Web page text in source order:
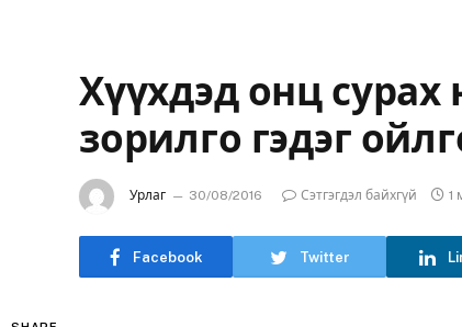
Хүүхдэд онц
зорилго гэдэг
Урлаг 30/08/2016 Сэтгэгдэл байхгүй 1
Facebook Twitter